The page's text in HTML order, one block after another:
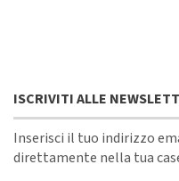
ISCRIVITI ALLE
Inserisci il tuo indirizzo
direttamente nella tua